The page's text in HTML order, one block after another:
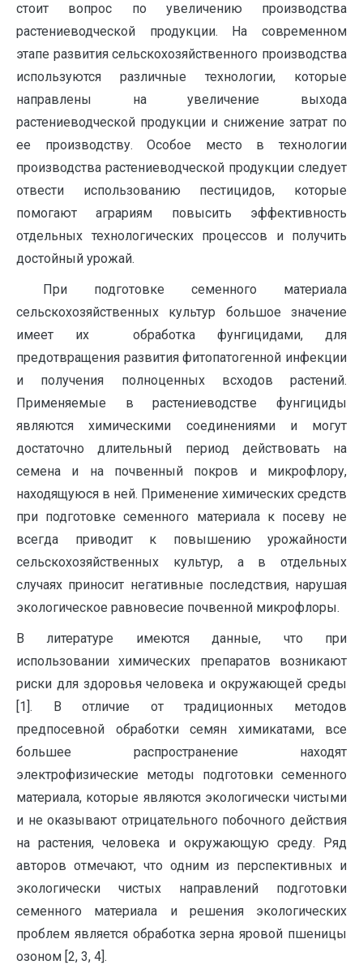
стоит вопрос по увеличению производства
растениеводческой продукции. На современном
этапе развития сельскохозяйственного производства
используются различные технологии, которые
направлены на увеличение выхода
растениеводческой продукции и снижение затрат по
ее производству. Особое место в технологии
производства растениеводческой продукции следует
отвести использованию пестицидов, которые
помогают аграриям повысить эффективность
отдельных технологических процессов и получить
достойный урожай.
При подготовке семенного материала
сельскохозяйственных культур большое значение
имеет их обработка фунгицидами, для
предотвращения развития фитопатогенной инфекции
и получения полноценных всходов растений.
Применяемые в растениеводстве фунгициды
являются химическими соединениями и могут
достаточно длительный период действовать на
семена и на почвенный покров и микрофлору,
находящуюся в ней. Применение химических средств
при подготовке семенного материала к посеву не
всегда приводит к повышению урожайности
сельскохозяйственных культур, а в отдельных
случаях приносит негативные последствия, нарушая
экологическое равновесие почвенной микрофлоры.
В литературе имеются данные, что при
использовании химических препаратов возникают
риски для здоровья человека и окружающей среды
[1]. В отличие от традиционных методов
предпосевной обработки семян химикатами, все
большее распространение находят
электрофизические методы подготовки семенного
материала, которые являются экологически чистыми
и не оказывают отрицательного побочного действия
на растения, человека и окружающую среду. Ряд
авторов отмечают, что одним из перспективных и
экологически чистых направлений подготовки
семенного материала и решения экологических
проблем является обработка зерна яровой пшеницы
озоном [2, 3, 4].